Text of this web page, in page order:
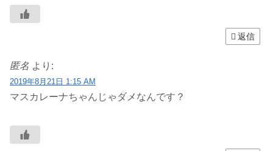
返信
匿名 より:
2019年8月21日 1:15 AM
マスカレーナちゃんじゃダメなんです？